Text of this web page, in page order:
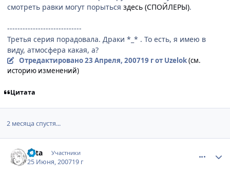
смотреть равки могут порыться здесь (СПОЙЛЕРЫ).
-----------------------------
Третья серия порадовала. Драки *_* . То есть, я имею в
виду, атмосфера какая, а?
Отредактировано23 Апреля, 200719 гот Uzelok(см.
историю изменений)
Цитата
2 месяца спустя...
Sata Участники
25 Июня, 200719 г